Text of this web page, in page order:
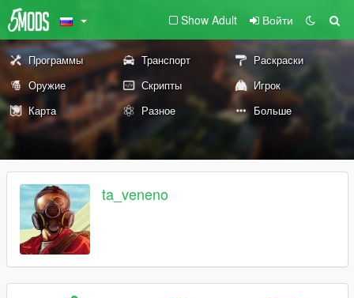
Show Adult Войти
Программы Транспорт
Раскраски
Оружие
Скрипты
Игрок
Карта
Разное Больше
ta_veneno